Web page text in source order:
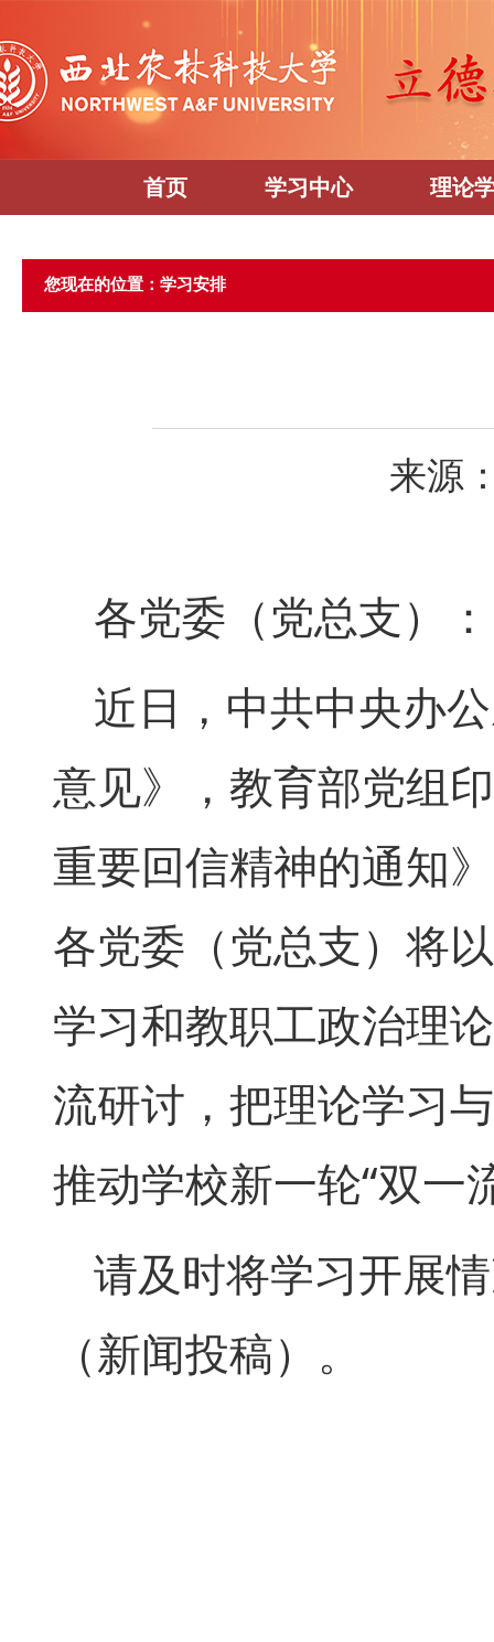
首页 学习中心 理论
您现在的位置：学习安排
来源
各党委（党总支）：
近日，中共中央办
意见》，教育部党组
重要回信精神的通知
各党委（党总支）将
学习和教职工政治理
流研讨，把理论学习
推动学校新一轮“双一
请及时将学习开展
（新闻投稿）。